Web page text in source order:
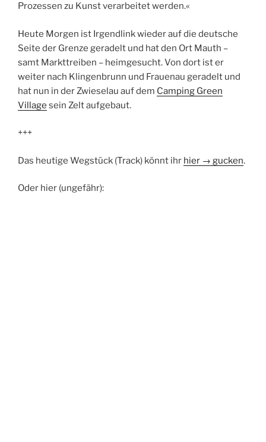
Prozessen zu Kunst verarbeitet werden.«
Heute Morgen ist Irgendlink wieder auf die deutsche
Seite der Grenze geradelt und hat den Ort Mauth –
samt Markttreiben – heimgesucht. Von dort ist er
weiter nach Klingenbrunn und Frauenau geradelt und
hat nun in der Zwieselau auf dem Camping Green
Village sein Zelt aufgebaut.
+++
Das heutige Wegstück (Track) könnt ihr hier → gucken.
Oder hier (ungefähr):